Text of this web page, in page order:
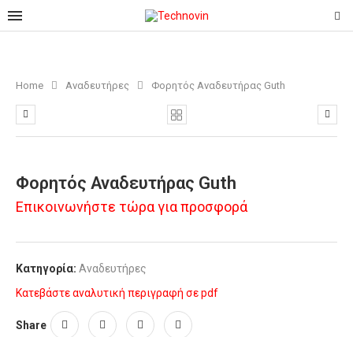
Home Αναδευτήρες Φορητός Αναδευτήρας Guth
Φορητός Αναδευτήρας Guth
Επικοινωνήστε τώρα για προσφορά
Κατηγορία: Αναδευτήρες
Κατεβάστε αναλυτική περιγραφή σε pdf
Share